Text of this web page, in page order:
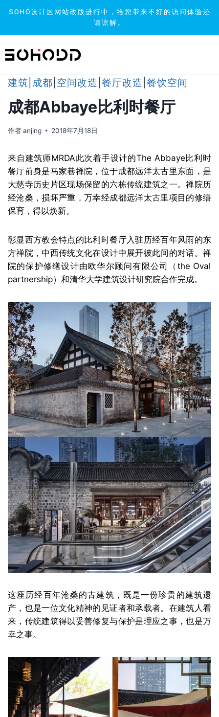
SOHO设计区网站改版进行中，给您带来不好的访问体验还
请谅解。
到
建筑 成都 空间改造 餐厅改造 餐饮空间
成都Abbaye比利时餐厅
作者anjing 2018年7月18日
来自建筑师MRDA此次着手设计的The Abbaye比利时
餐厅前身是马家巷禅院，位于成都远洋太古里东面，是
大慈寺历史片区现场保留的六栋传统建筑之一。禅院历
经沧桑，损坏严重，万幸经成都远洋太古里项目的修缮
保育，得以焕新。
彰显西方教会特点的比利时餐厅入驻历经百年风雨的东
方禅院，中西传统文化在设计中展开彼此间的对话。禅
院的保护修缮设计由欧华尔顾问有限公司（the Oval
partnership）和清华大学建筑设计研究院合作完成。
这座历经百年沧桑的古建筑，既是一份珍贵的建筑遗
产，也是一位文化精神的见证者和承载者。在建筑人看
来，传统建筑得以妥善修复与保护是理应之事，也是万
幸之事。